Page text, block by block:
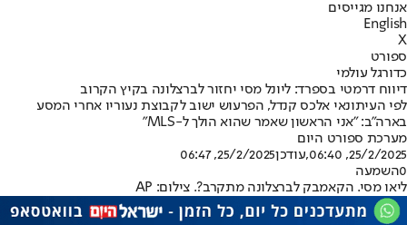
אנחנו מגייסים
English
X
ספורט
כדורגל עולמי
דיווח דרמטי בספרד: ליונל מסי יחזור לברצלונה בקיץ הקרוב
לפי העיתונאי אלכס קנדל, הפרעוש ישוב לקבוצת נעוריו אחרי המסע
בארה"ב: "אני הראשון שאמר שהוא הולך ל-MLS"
מערכת ספורט היום
25/2/2025, 06:40
,עודכן25/2/2025, 06:47
0השמעה
ליאו מסי. הקאמבק לברצלונה מתקרב?. צילום: AP